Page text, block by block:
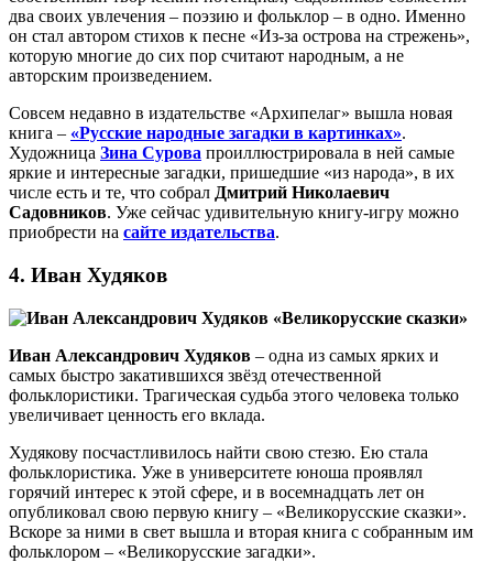
два своих увлечения – поэзию и фольклор – в одно. Именно
он стал автором стихов к песне «Из-за острова на стрежень»,
которую многие до сих пор считают народным, а не
авторским произведением.
Совсем недавно в издательстве «Архипелаг» вышла новая
книга – «Русские народные загадки в картинках».
Художница Зина Сурова проиллюстрировала в ней самые
яркие и интересные загадки, пришедшие «из народа», в их
числе есть и те, что собрал Дмитрий Николаевич
Садовников. Уже сейчас удивительную книгу-игру можно
приобрести на сайте издательства.
4. Иван Худяков
Иван Александрович Худяков – одна из самых ярких и
самых быстро закатившихся звёзд отечественной
фольклористики. Трагическая судьба этого человека только
увеличивает ценность его вклада.
Худякову посчастливилось найти свою стезю. Ею стала
фольклористика. Уже в университете юноша проявлял
горячий интерес к этой сфере, и в восемнадцать лет он
опубликовал свою первую книгу – «Великорусские сказки».
Вскоре за ними в свет вышла и вторая книга с собранным им
фольклором – «Великорусские загадки».